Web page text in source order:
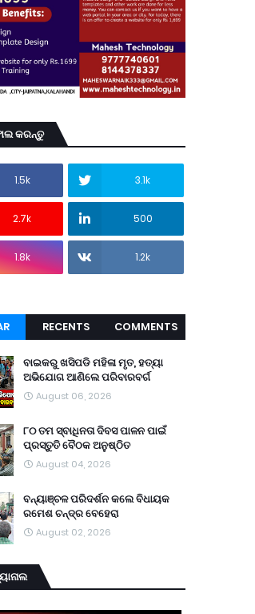
କରନ୍ତୁ
1.5k 3.1k
2.7k 500
1.8k 1.2k
RECENTS COMMENTS
ବାଇକରୁ ଖସିପଡି ମହିଳା ମୃତ, ହତ୍ୟା
ଅଭିଯୋଗ ଆଣିଲେ ପରିବାରବର୍ଗ
August 06, 2026
୮୦ ତମ ସ୍ବାଧିନତା ଦିବସ ପାଳନ ପାଇଁ
ପ୍ରସ୍ତୁତି ବୈଠକ ଅନୁଷ୍ଠିତ
August 04, 2026
ବନ୍ୟାଞ୍ଚଳ ପରିଦର୍ଶନ କଲେ ବିଧାୟକ
ରମେଶ ଚନ୍ଦ୍ର ବେହେରା
August 02, 2026